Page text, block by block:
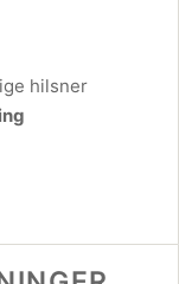
hilsner